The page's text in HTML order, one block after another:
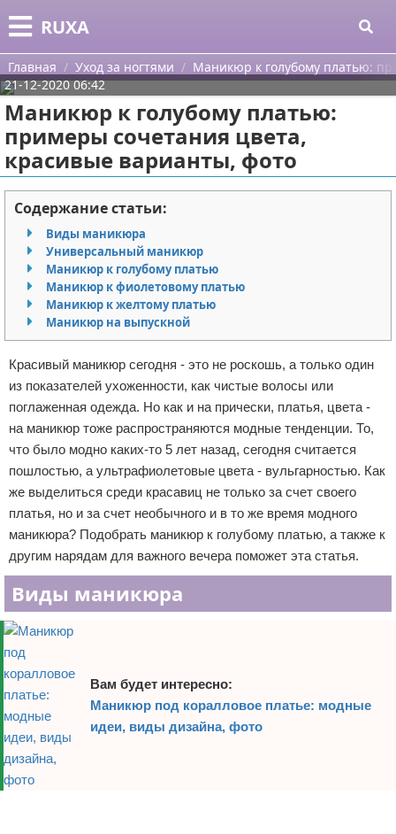
RUXA
Меню
Главная
Категории
Уход за кожей
Одежда
Шоппинг
Подарки
Украшения
Косметика
Уход за волосами
Уход за ногтями
Макияж
СПА процедуры
Парфюмерия
Прически
Уход за лицом
Хирургия
Поиск
О проекте
Контакты
Сотрудничество
Размещение рекламы
Для правообладателей
Условия предоставления информации
Отказ от ответственности
Главная Уход за ногтями
Маникюр к голубому платью:
21-12-2020 06:42
Маникюр к голубому платью:
примеры сочетания цвета,
красивые варианты, фото
Содержание статьи:
Виды маникюра
Универсальный маникюр
Маникюр к голубому платью
Маникюр к фиолетовому платью
Маникюр к желтому платью
Маникюр на выпускной
Красивый маникюр сегодня - это не роскошь, а только один
из показателей ухоженности, как чистые волосы или
поглаженная одежда. Но как и на прически, платья, цвета -
на маникюр тоже распространяются модные тенденции. То,
что было модно каких-то 5 лет назад, сегодня считается
пошлостью, а ультрафиолетовые цвета - вульгарностью. Как
же выделиться среди красавиц не только за счет своего
платья, но и за счет необычного и в то же время модного
маникюра? Подобрать маникюр к голубому платью, а также к
другим нарядам для важного вечера поможет эта статья.
Виды маникюра
Вам будет интересно:
Маникюр под коралловое платье: модные
идеи, виды дизайна, фото